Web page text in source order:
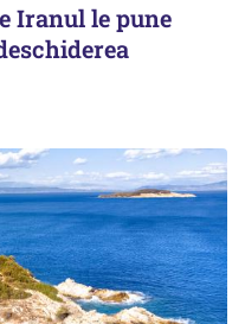
Iranul le pune